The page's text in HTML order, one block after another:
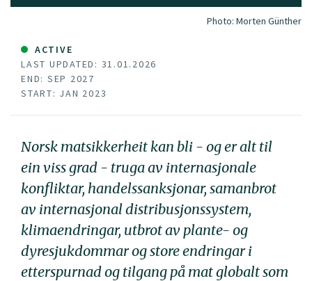
Photo: Morten Günther
ACTIVE
LAST UPDATED: 31.01.2026
END: SEP 2027
START: JAN 2023
Norsk matsikkerheit kan bli - og er alt til
ein viss grad - truga av internasjonale
konfliktar, handelssanksjonar, samanbrot
av internasjonal distribusjonssystem,
klimaendringar, utbrot av plante- og
dyresjukdommar og store endringar i
etterspurnad og tilgang på mat globalt som